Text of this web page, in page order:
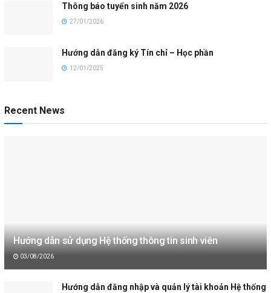
Thông báo tuyển sinh năm 2026
27/01/2026
Hướng dẫn đăng ký Tín chỉ – Học phần
12/01/2025
Recent News
Hướng dẫn sử dụng Hệ thống thông tin sinh viên
03/08/2026
Hướng dẫn đăng nhập và quản lý tài khoản Hệ thống